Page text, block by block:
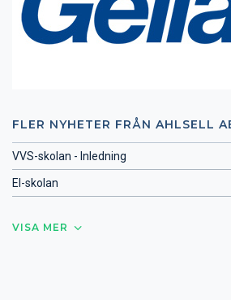
FLER NYHETER FRÅN AHLSELL
VVS-skolan - Inledning
El-skolan
VISA MER